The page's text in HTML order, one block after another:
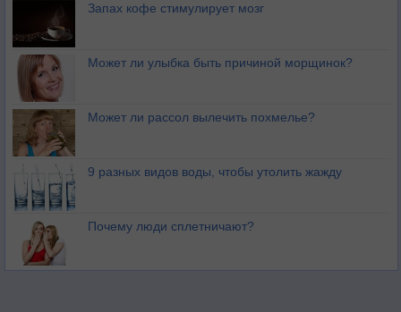
Запах кофе стимулирует мозг
Может ли улыбка быть причиной морщинок?
Может ли рассол вылечить похмелье?
9 разных видов воды, чтобы утолить жажду
Почему люди сплетничают?